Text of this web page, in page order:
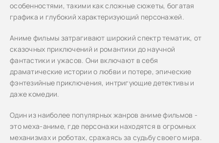
особенностями, такими как сложные сюжеты, богатая
графика и глубокий характеризующий персонажей.
Аниме фильмы затрагивают широкий спектр тематик, от
сказочных приключений и романтики до научной
фантастики и ужасов. Они включают в себя
драматические истории о любви и потере, эпические
фэнтезийные приключения, интригующие детективы и
даже комедии.
Один из наиболее популярных жанров аниме фильмов -
это меха-аниме, где персонажи находятся в огромных
механизмах и роботах, сражаясь за судьбу своего мира.